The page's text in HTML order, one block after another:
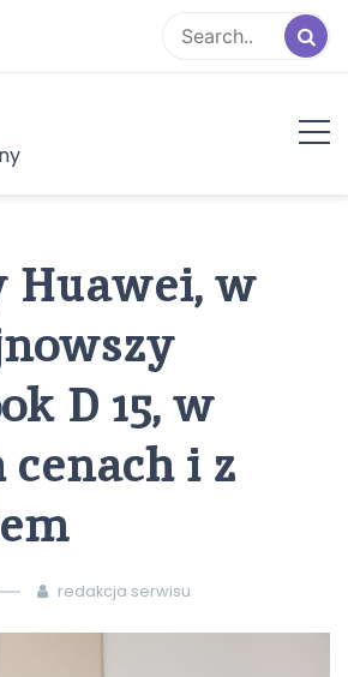
Huawei, w
D 15, w
i z
redakcja serwisu